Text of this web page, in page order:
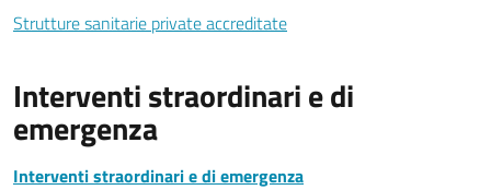
Strutture sanitarie private accreditate
Interventi straordinari e di
emergenza
Interventi straordinari e di emergenza